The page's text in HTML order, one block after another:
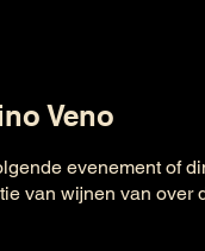
Veno
evenement of
van wijnen van over